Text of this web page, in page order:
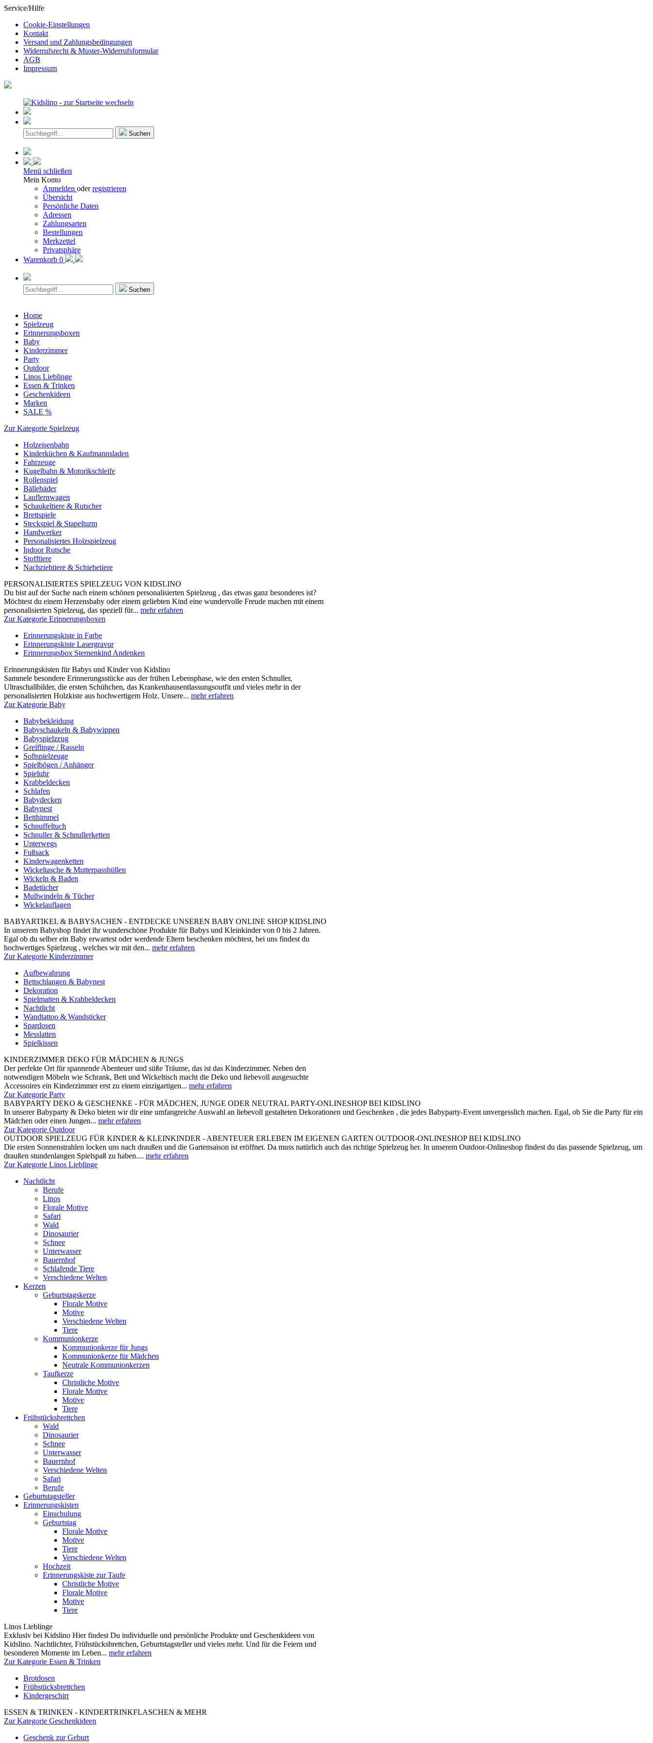
Service/Hilfe
Cookie-Einstellungen
Kontakt
Versand und Zahlungsbedingungen
Widerrufsrecht & Muster-Widerrufsformular
AGB
Impressum
Suchen
Menü schließen
Mein Konto
Anmelden oderregistrieren
Übersicht
Persönliche Daten
Adressen
Zahlungsarten
Bestellungen
Merkzettel
Privatsphäre
Warenkorb 0
Suchen
Home
Spielzeug
Erinnerungsboxen
Baby
Kinderzimmer
Party
Outdoor
Linos Lieblinge
Essen & Trinken
Geschenkideen
Marken
SALE %
Zur Kategorie Spielzeug
Holzeisenbahn
Kinderküchen & Kaufmannsladen
Fahrzeuge
Kugelbahn & Motorikschleife
Rollenspiel
Bällebäder
Lauflernwagen
Schaukeltiere & Rutscher
Brettspiele
Steckspiel & Stapelturm
Handwerker
Personalisiertes Holzspielzeug
Indoor Rutsche
Stofftiere
Nachziehtiere & Schiebetiere
PERSONALISIERTES SPIELZEUG VON KIDSLINO
Du bist auf der Suche nach einem schönen personalisierten Spielzeug , das etwas ganz besonderes ist?
Möchtest du einem Herzensbaby oder einem geliebten Kind eine wundervolle Freude machen mit einem
personalisierten Spielzeug, das speziell für... mehr erfahren
Zur Kategorie Erinnerungsboxen
Erinnerungskiste in Farbe
Erinnerungskiste Lasergravur
Erinnerungsbox Sternenkind Andenken
Erinnerungskisten für Babys und Kinder von Kidslino
Sammele besondere Erinnerungsstücke aus der frühen Lebensphase, wie den ersten Schnuller,
Ultraschallbilder, die ersten Schühchen, das Krankenhausentlassungsoutfit und vieles mehr in der
personalisierten Holzkiste aus hochwertigem Holz. Unsere... mehr erfahren
Zur Kategorie Baby
Babybekleidung
Babyschaukeln & Babywippen
Babyspielzeug
Greiflinge / Rasseln
Softspielzeuge
Spielbögen / Anhänger
Spieluhr
Krabbeldecken
Schlafen
Babydecken
Babynest
Betthimmel
Schnuffeltuch
Schnuller & Schnullerketten
Unterwegs
Fußsack
Kinderwagenketten
Wickeltasche & Mutterpasshüllen
Wickeln & Baden
Badetücher
Mullwindeln & Tücher
Wickelauflagen
BABYARTIKEL & BABYSACHEN - ENTDECKE UNSEREN BABY ONLINE SHOP KIDSLINO
In unserem Babyshop findet ihr wunderschöne Produkte für Babys und Kleinkinder von 0 bis 2 Jahren.
Egal ob du selber ein Baby erwartest oder werdende Eltern beschenken möchtest, bei uns findest du
hochwertiges Spielzeug , welches wir mit den... mehr erfahren
Zur Kategorie Kinderzimmer
Aufbewahrung
Bettschlangen & Babynest
Dekoration
Spielmatten & Krabbeldecken
Nachtlicht
Wandtattoo & Wandsticker
Spardosen
Messlatten
Spielkissen
KINDERZIMMER DEKO FÜR MÄDCHEN & JUNGS
Der perfekte Ort für spannende Abenteuer und süße Träume, das ist das Kinderzimmer. Neben den
notwendigen Möbeln wie Schrank, Bett und Wickeltisch macht die Deko und liebevoll ausgesuchte
Accessoires ein Kinderzimmer erst zu einem einzigartigen... mehr erfahren
Zur Kategorie Party
BABYPARTY DEKO & GESCHENKE - FÜR MÄDCHEN, JUNGE ODER NEUTRAL PARTY-ONLINESHOP BEI KIDSLINO
In unserer Babyparty & Deko bieten wir dir eine umfangreiche Auswahl an liebevoll gestalteten Dekorationen und Geschenken , die jedes Babyparty-Event unvergesslich machen. Egal, ob Sie die Party für ein
Mädchen oder einen Jungen... mehr erfahren
Zur Kategorie Outdoor
OUTDOOR SPIELZEUG FÜR KINDER & KLEINKINDER - ABENTEUER ERLEBEN IM EIGENEN GARTEN OUTDOOR-ONLINESHOP BEI KIDSLINO
Die ersten Sonnenstrahlen locken uns nach draußen und die Gartensaison ist eröffnet. Da muss natürlich auch das richtige Spielzeug her. In unserem Outdoor-Onlineshop findest du das passende Spielzeug, um
draußen stundenlangen Spielspaß zu haben.... mehr erfahren
Zur Kategorie Linos Lieblinge
Nachtlicht
Berufe
Linos
Florale Motive
Safari
Wald
Dinosaurier
Schnee
Unterwasser
Bauernhof
Schlafende Tiere
Verschiedene Welten
Kerzen
Geburtstagskerze
Florale Motive
Motive
Verschiedene Welten
Tiere
Kommunionkerze
Kommunionkerze für Jungs
Kommunionkerze für Mädchen
Neutrale Kommunionkerzen
Taufkerze
Christliche Motive
Florale Motive
Motive
Tiere
Frühstücksbrettchen
Wald
Dinosaurier
Schnee
Unterwasser
Bauernhof
Verschiedene Welten
Safari
Berufe
Geburtstagsteller
Erinnerungskisten
Einschulung
Geburtstag
Florale Motive
Motive
Tiere
Verschiedene Welten
Hochzeit
Erinnerungskiste zur Taufe
Christliche Motive
Florale Motive
Motive
Tiere
Linos Lieblinge
Exklusiv bei Kidslino Hier findest Du individuelle und persönliche Produkte und Geschenkideen von
Kidslino. Nachtlichter, Frühstücksbrettchen, Geburtstagsteller und vieles mehr. Und für die Feiern und
besonderen Momente im Leben... mehr erfahren
Zur Kategorie Essen & Trinken
Brotdosen
Frühstücksbrettchen
Kindergeschirr
ESSEN & TRINKEN - KINDERTRINKFLASCHEN & MEHR
Zur Kategorie Geschenkideen
Geschenk zur Geburt